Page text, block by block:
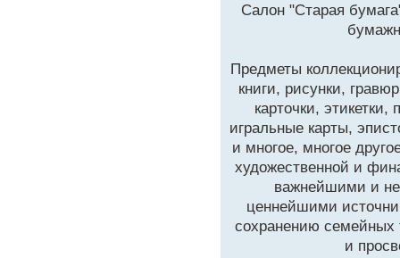
Салон "Старая
Предметы
книги, рисунки,
карточки,
игральные карты,
и многое, многое
художественной и
важнейшими и
ценнейшими
сохранению семейных
и